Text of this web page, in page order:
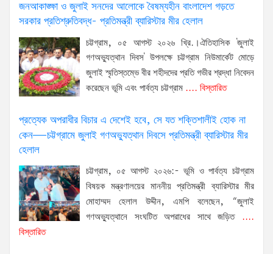
জনআকাঙ্ক্ষা ও জুলাই সনদের আলোকে বৈষম্যহীন বাংলাদেশ গড়তে
সরকার প্রতিশ্রুতিবদ্ধ- প্রতিমন্ত্রী ব্যারিস্টার মীর হেলাল
চট্টগ্রাম, ০৫ আগস্ট ২০২৬ খ্রি.।ঐতিহাসিক 'জুলাই
গণঅভ্যুত্থান দিবস' উপলক্ষে চট্টগ্রাম নিউমার্কেট মোড়ে
জুলাই স্মৃতিস্তম্ভে বীর শহীদদের প্রতি গভীর শ্রদ্ধা নিবেদন
করেছেন ভূমি এবং পার্বত্য চট্টগ্রাম .... বিস্তারিত
প্রত্যেক অপরাধীর বিচার এ দেশেই হবে, সে যত শক্তিশালীই হোক না
কেন—চট্টগ্রামে জুলাই গণঅভ্যুত্থান দিবসে প্রতিমন্ত্রী ব্যারিস্টার মীর
হেলাল
চট্টগ্রাম, ০৫ আগস্ট ২০২৬:- ভূমি ও পার্বত্য চট্টগ্রাম
বিষয়ক মন্ত্রণালয়ের মাননীয় প্রতিমন্ত্রী ব্যারিস্টার মীর
মোহাম্মদ হেলাল উদ্দীন, এমপি বলেছেন, “জুলাই
গণঅভ্যুত্থানে সংঘটিত অপরাধের সাথে জড়িত....
বিস্তারিত